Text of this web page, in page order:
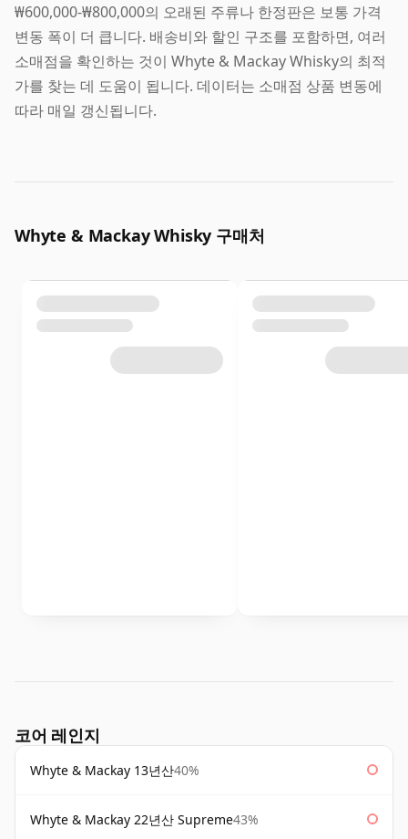
₩600,000-₩800,000의 오래된 주류나 한정판은 보통 가격
변동 폭이 더 큽니다. 배송비와 할인 구조를 포함하면, 여러
소매점을 확인하는 것이 Whyte & Mackay Whisky의 최적
가를 찾는 데 도움이 됩니다. 데이터는 소매점 상품 변동에
따라 매일 갱신됩니다.
Whyte & Mackay Whisky 구매처
코어 레인지
Whyte & Mackay 13년산40%
Whyte & Mackay 22년산 Supreme43%